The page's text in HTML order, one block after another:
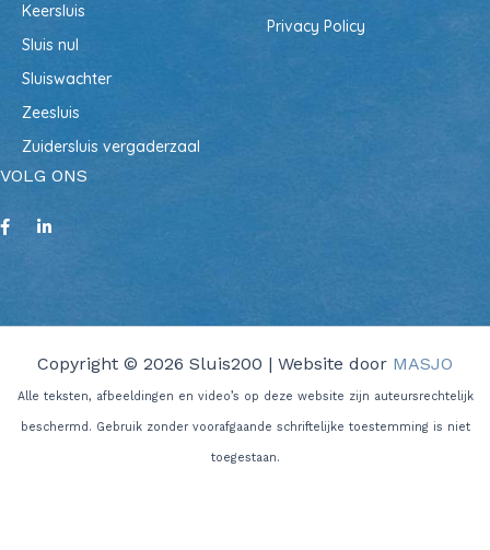
Keersluis
Sluis nul
Sluiswachter
Zeesluis
Zuidersluis vergaderzaal
Privacy Policy
VOLG ONS
Copyright © 2026 Sluis200 | Website door MASJO
Alle teksten, afbeeldingen en video’s op deze website zijn auteursrechtelijk
beschermd. Gebruik zonder voorafgaande schriftelijke toestemming is niet
toegestaan.